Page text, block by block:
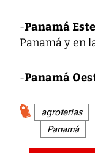
-Panamá
Panamá y en
-Panamá
agroferias
Panamá